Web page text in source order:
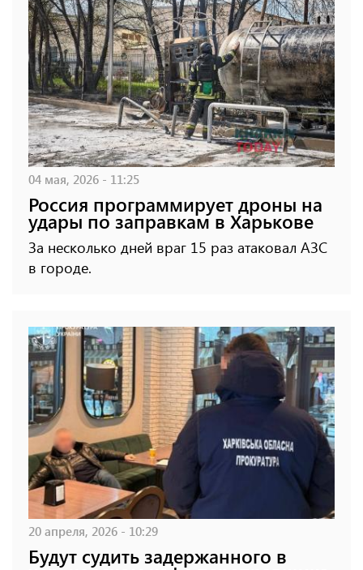
04 мая, 2026 - 11:25
Россия программирует дроны на
удары по заправкам в Харькове
За несколько дней враг 15 раз атаковал АЗС
в городе.
20 апреля, 2026 - 10:29
Будут судить задержанного в